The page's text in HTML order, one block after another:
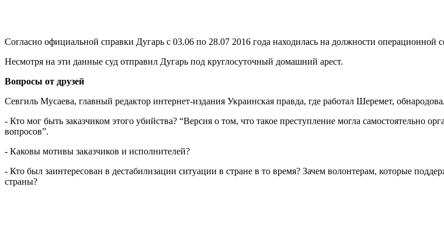
Согласно официальной справки Дугарь с 03.06 по 28.07 2016 года находилась на должности
Несмотря на эти данные суд отправил Дугарь под круглосуточный домашний арест.
Вопросы от друзей
Севгиль Мусаева, главный редактор интернет-издания Украинская правда, где работал Шеремет,
- Кто мог быть заказчиком этого убийства? “Версия о том, что такое преступление могла самостоятельно
вопросов”.
- Каковы мотивы заказчиков и исполнителей?
- Кто был заинтересован в дестабилизации ситуации в стране в то время? Зачем волонтерам, которые
страны?